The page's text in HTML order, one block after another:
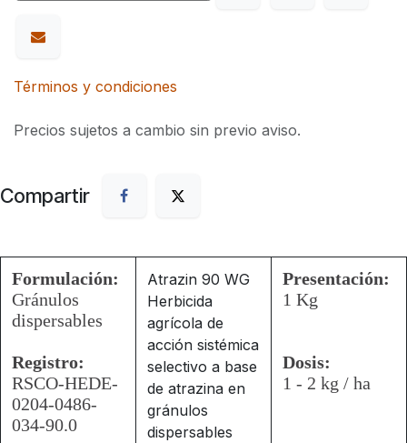
Términos y condiciones
Precios sujetos a cambio sin previo aviso.
Compartir
Formulación:
Gránulos
dispersables
Registro:
RSCO-HEDE-
0204-0486-
034-90.0
Atrazin 90 WG
Herbicida
agrícola de
acción sistémica
selectivo a base
de atrazina en
gránulos
dispersables
Presentación:
1 Kg
Dosis:
1 - 2 kg / ha